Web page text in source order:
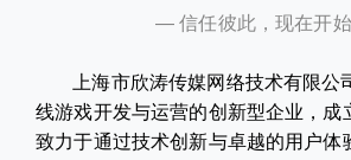
— 信任彼此，现在开
上海市欣涛传媒网络技术有限公
线游戏开发与运营的创新型企业，成
致力于通过技术创新与卓越的用户体